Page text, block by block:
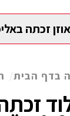
זכתה
בדף הבית/